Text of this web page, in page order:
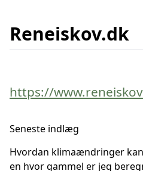
Reneiskov.dk
https://
Seneste indlæg
Hvordan klimaændringer
en hvor gammel er jeg